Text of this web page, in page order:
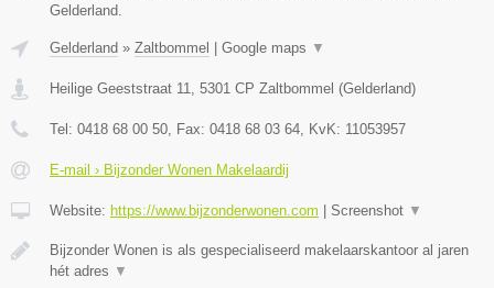
Gelderland.
Gelderland » Zaltbommel | Google maps ▼
Heilige Geeststraat 11 5301 CP Zaltbommel (Gelderland)
Tel: 0418 68 00 50 , Fax: 0418 68 03 64 , KvK: 11053957
E-mail › Bijzonder Wonen Makelaardij
Website: https://www.bijzonderwonen.com | Screenshot ▼
Bijzonder Wonen is als gespecialiseerd makelaarskantoor al jaren
hét adres ▼